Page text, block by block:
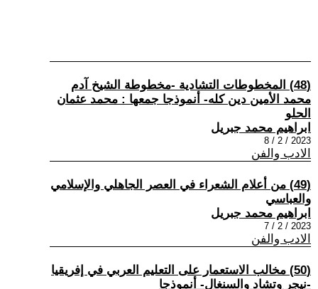
(48) المخطوطات التشادية -مخطوطة الشيخ آدم
محمد الأمين دين كله- أنموذجا جمعها : محمد عثمان
الحلو
ابراهيم محمد جبريل
2023 / 2 / 8
الادب والفن
(49) من أعلام الشعراء في العصر الجاهلي والإسلامي
والعباسي
ابراهيم محمد جبريل
2023 / 2 / 7
الادب والفن
(50) مخالب الاستعمار على التعليم العربي في إفريقيا
-نيجر وتشاد والسنغال- أنموذجا